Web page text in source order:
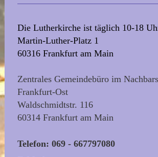
Die Lutherkirche ist täglich 10-18
Martin-Luther-Platz 1
60316 Frankfurt am Main
Zentrales Gemeindebüro im
Frankfurt-Ost
Waldschmidtstr. 116
60314 Frankfurt am Main
Telefon: 069 - 667797080